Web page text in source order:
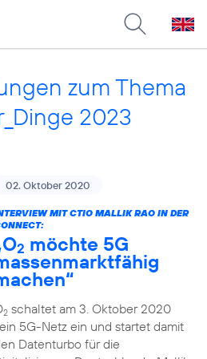
zum Thema
2023
02. Oktober 2020
MIT CTIO MALLIK RAO IN DER
2 möchte 5G
2schaltet am 3. Oktober 2020
5G-Netz ein und startet damit
Datenturbo für die